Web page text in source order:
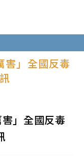
害」全國反毒
」全國反毒